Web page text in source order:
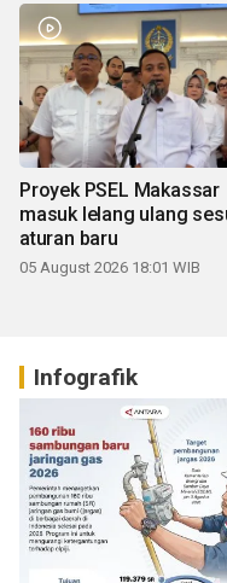
Proyek PSEL Makassar
masuk lelang ulang
aturan baru
05 August 2026 18:01 WIB
Infografik